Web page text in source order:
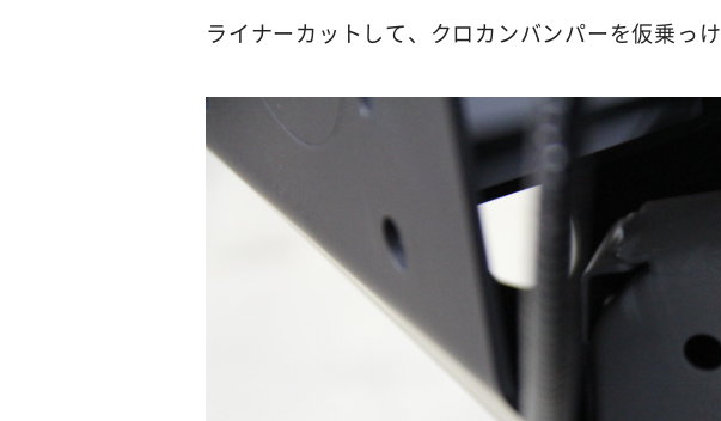
ライナーカットして、クロカンバンパーを仮乗っけ